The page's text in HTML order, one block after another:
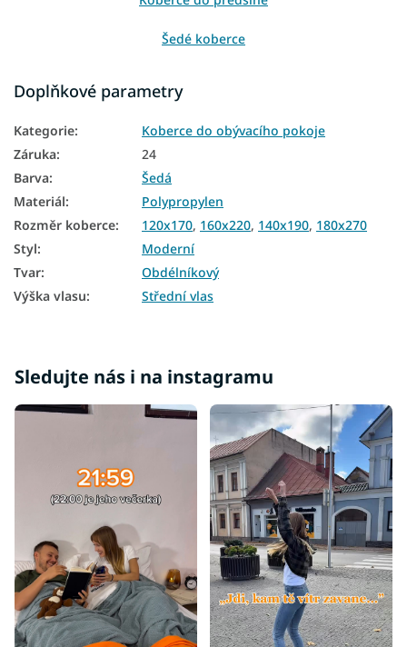
Šedé koberce
Koberce 120x170
Koberce 140x190
Koberce 160x220
Koberce 200x290
Doplňkové parametry
Kategorie:
Koberce do obývacího pokoje
Záruka:
24
Barva:
Šedá
Materiál:
Polypropylen
Rozměr koberce: 120x170, 160x220, 140x190, 180x270
Styl:
Moderní
Tvar:
Obdélníkový
Výška vlasu: Střední vlas
Sledujte nás i na instagramu